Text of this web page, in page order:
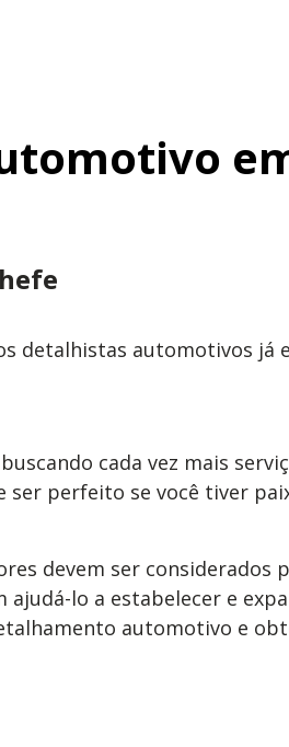
detalhistas automotivos já
cada vez mais
ser perfeito se você tiver
devem ser considerados
lo a estabelecer e
automotivo e